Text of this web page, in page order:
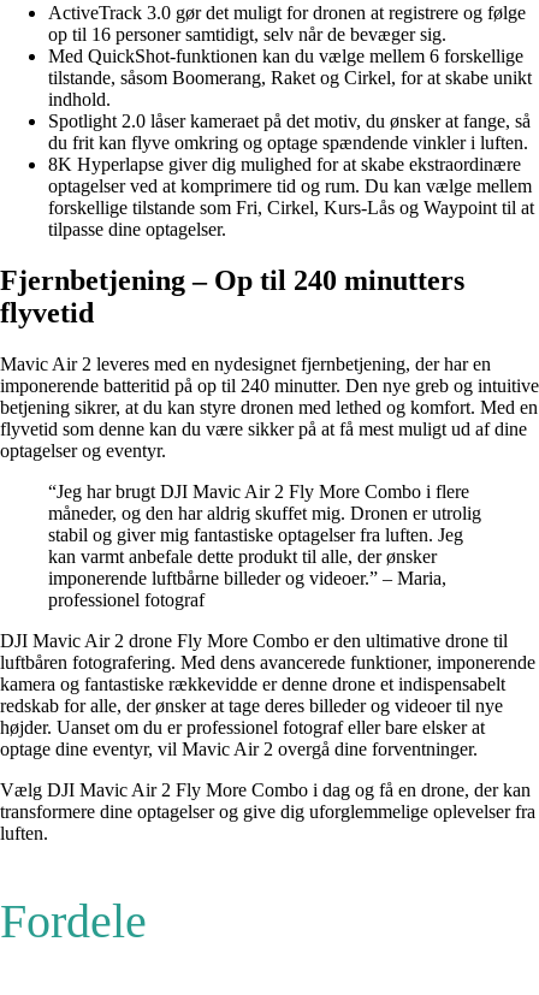
ActiveTrack 3.0 gør det muligt for dronen at registrere og følge
op til 16 personer samtidigt, selv når de bevæger sig.
Med QuickShot-funktionen kan du vælge mellem 6 forskellige
tilstande, såsom Boomerang, Raket og Cirkel, for at skabe unikt
indhold.
Spotlight 2.0 låser kameraet på det motiv, du ønsker at fange, så
du frit kan flyve omkring og optage spændende vinkler i luften.
8K Hyperlapse giver dig mulighed for at skabe ekstraordinære
optagelser ved at komprimere tid og rum. Du kan vælge mellem
forskellige tilstande som Fri, Cirkel, Kurs-Lås og Waypoint til at
tilpasse dine optagelser.
Fjernbetjening – Op til 240 minutters
flyvetid
Mavic Air 2 leveres med en nydesignet fjernbetjening, der har en
imponerende batteritid på op til 240 minutter. Den nye greb og intuitive
betjening sikrer, at du kan styre dronen med lethed og komfort. Med en
flyvetid som denne kan du være sikker på at få mest muligt ud af dine
optagelser og eventyr.
“Jeg har brugt DJI Mavic Air 2 Fly More Combo i flere
måneder, og den har aldrig skuffet mig. Dronen er utrolig
stabil og giver mig fantastiske optagelser fra luften. Jeg
kan varmt anbefale dette produkt til alle, der ønsker
imponerende luftbårne billeder og videoer.” – Maria,
professionel fotograf
DJI Mavic Air 2 drone Fly More Combo er den ultimative drone til
luftbåren fotografering. Med dens avancerede funktioner, imponerende
kamera og fantastiske rækkevidde er denne drone et indispensabelt
redskab for alle, der ønsker at tage deres billeder og videoer til nye
højder. Uanset om du er professionel fotograf eller bare elsker at
optage dine eventyr, vil Mavic Air 2 overgå dine forventninger.
Vælg DJI Mavic Air 2 Fly More Combo i dag og få en drone, der kan
transformere dine optagelser og give dig uforglemmelige oplevelser fra
luften.
Fordele